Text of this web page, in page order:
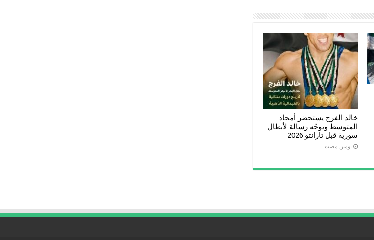
خالد الفرج يستحضر أمجاد
المتوسط ويوجّه رسالة لأبطال
سورية قبل تارانتو 2026
‏يومين مضت